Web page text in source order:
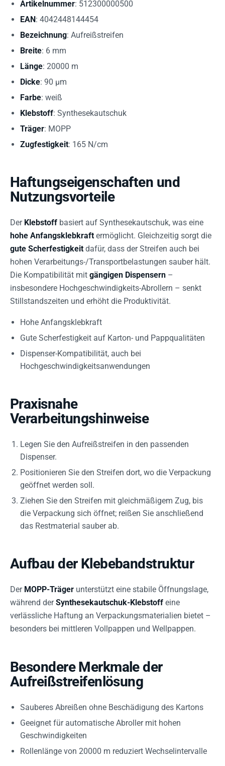
Artikelnummer: 512300000500
EAN : 4042448144454
Bezeichnung: Aufreißstreifen
Breite: 6 mm
Länge: 20000 m
Dicke: 90 µm
Farbe: weiß
Klebstoff: Synthesekautschuk
Träger: MOPP
Zugfestigkeit: 165 N/cm
Haftungseigenschaften und
Nutzungsvorteile
Der Klebstoff basiert auf Synthesekautschuk, was eine
hohe Anfangsklebkraft ermöglicht. Gleichzeitig sorgt die
gute Scherfestigkeit dafür, dass der Streifen auch bei
hohen Verarbeitungs-/Transportbelastungen sauber hält.
Die Kompatibilität mit gängigen Dispensern –
insbesondere Hochgeschwindigkeits-Abrollern – senkt
Stillstandszeiten und erhöht die Produktivität.
Hohe Anfangsklebkraft
Gute Scherfestigkeit auf Karton- und Pappqualitäten
Dispenser-Kompatibilität, auch bei
Hochgeschwindigkeitsanwendungen
Praxisnahe
Verarbeitungshinweise
Legen Sie den Aufreißstreifen in den passenden
Dispenser.
Positionieren Sie den Streifen dort, wo die Verpackung
geöffnet werden soll.
Ziehen Sie den Streifen mit gleichmäßigem Zug, bis
die Verpackung sich öffnet; reißen Sie anschließend
das Restmaterial sauber ab.
Aufbau der Klebebandstruktur
Der MOPP-Träger unterstützt eine stabile Öffnungslage,
während derSynthesekautschuk-Klebstoff eine
verlässliche Haftung an Verpackungsmaterialien bietet –
besonders bei mittleren Vollpappen und Wellpappen.
Besondere Merkmale der
Aufreißstreifenlösung
Sauberes Abreißen ohne Beschädigung des Kartons
Geeignet für automatische Abroller mit hohen
Geschwindigkeiten
Rollenlänge von 20000 m reduziert Wechselintervalle